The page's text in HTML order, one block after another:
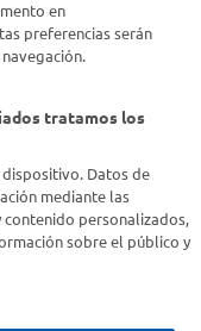
y promociones antes
en
preferencias serán
tratamos los
dispositivo. Datos de
mediante las
contenido personalizados,
sobre el público y